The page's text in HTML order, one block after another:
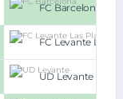
FC Barcelona
FC Levante Las
UD Levante